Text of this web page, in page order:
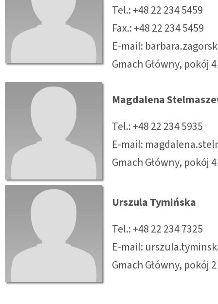
Tel.: +48 22 234 5459
Fax.: +48 22 234 5459
E-mail:
Gmach Główny, pokój
Magdalena
Tel.: +48 22 234 5935
E-mail:
Gmach Główny, pokój
Urszula Tymińska
Tel.: +48 22 234 7325
E-mail:
Gmach Główny, pokój